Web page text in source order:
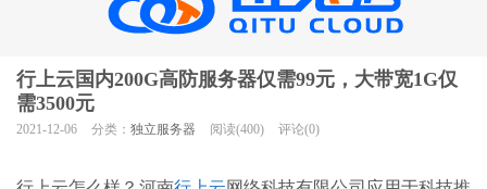
行上云国内200G高防服务器仅需99元，大带宽1G仅
需3500元
2021-12-06 分类： 独立服务器 阅读(400) 评论(0)